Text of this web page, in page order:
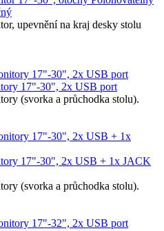
upevnění na kraj desky stolu
17"-30", 2x USB port
(svorka a průchodka stolu).
17"-30", 2x USB + 1x JACK
(svorka a průchodka stolu).